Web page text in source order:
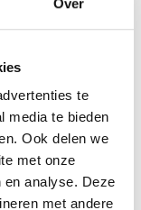
te
media te bieden
Ook delen we
met onze
analyse. Deze
met andere
64-bit high-
levert het
van Hyper
zeer efficiënt
integreert met
Azure
Hierdoor
en veilige real-